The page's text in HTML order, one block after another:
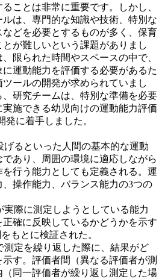
ことは非常に重要です。しかし、
は、専門的な知識や技術、特別な
どを必要とするものが多く、保育
が難しいという課題がありまし
限られた時間やスペースの中で、
運動能力を評価する必要があるた
ールの開発が求められていまし
研究チームは、特別な準備を必要
施できる幼児向けの運動能力評価
発に着手しました。
るといった人間の基本的な運動
あり、周囲の環境に適応しながら
行う能力としても定義される。運
操作能力、バランス能力の3つの
際に測定しようとしている能力
正確に反映しているかどうかを示す
もとに検証された。
定を繰り返した際に、結果がど
す。評価者間（異なる評価者が測
同一評価者が繰り返し測定した場